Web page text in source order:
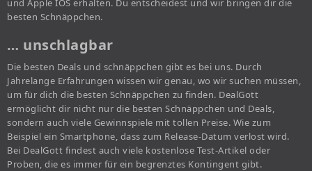
und Apple IOS erhalten. Du entscheidest und wir bringen dir die
besten Schnäppchen.
… unschlagbar
Die besten Deals und schnäppchen gibt es bei uns. Durch
Jahrelange Erfahrungen wissen wir genau, wo wir suchen müssen,
um für dich die besten Schnäppchen zu finden. DealGott
ermöglicht dir nicht nur die besten Schnäppchen und Deals,
sondern auch viele Gewinnspiele mit tollen Preise. Wie zum
Beispiel ein Smartphone, dass zum Release-Datum verlost wird.
Bei DealGott findest auch viele kostenlose Test-Artikel oder
Proben, die es immer für ein begrenztes Kontingent gibt.